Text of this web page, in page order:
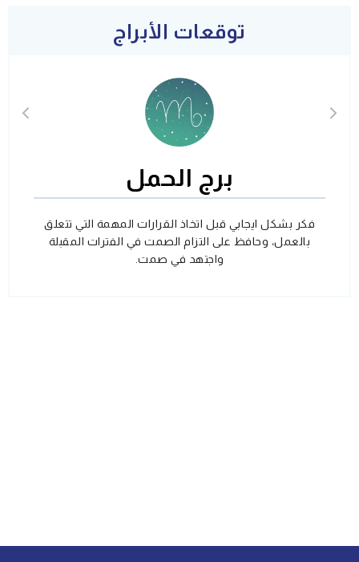
توقعات الأبراج
برج الحمل
فكر بشكل ايجابي قبل اتخاذ القرارات المهمة التي تتعلق
بالعمل، وحافظ على التزام الصمت في الفترات المقبلة
واجتهد في صمت.